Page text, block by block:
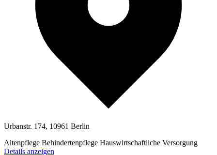
Urbanstr. 174, 10961 Berlin
Altenpflege Behindertenpflege Hauswirtschaftliche Versorgung
Details anzeigen